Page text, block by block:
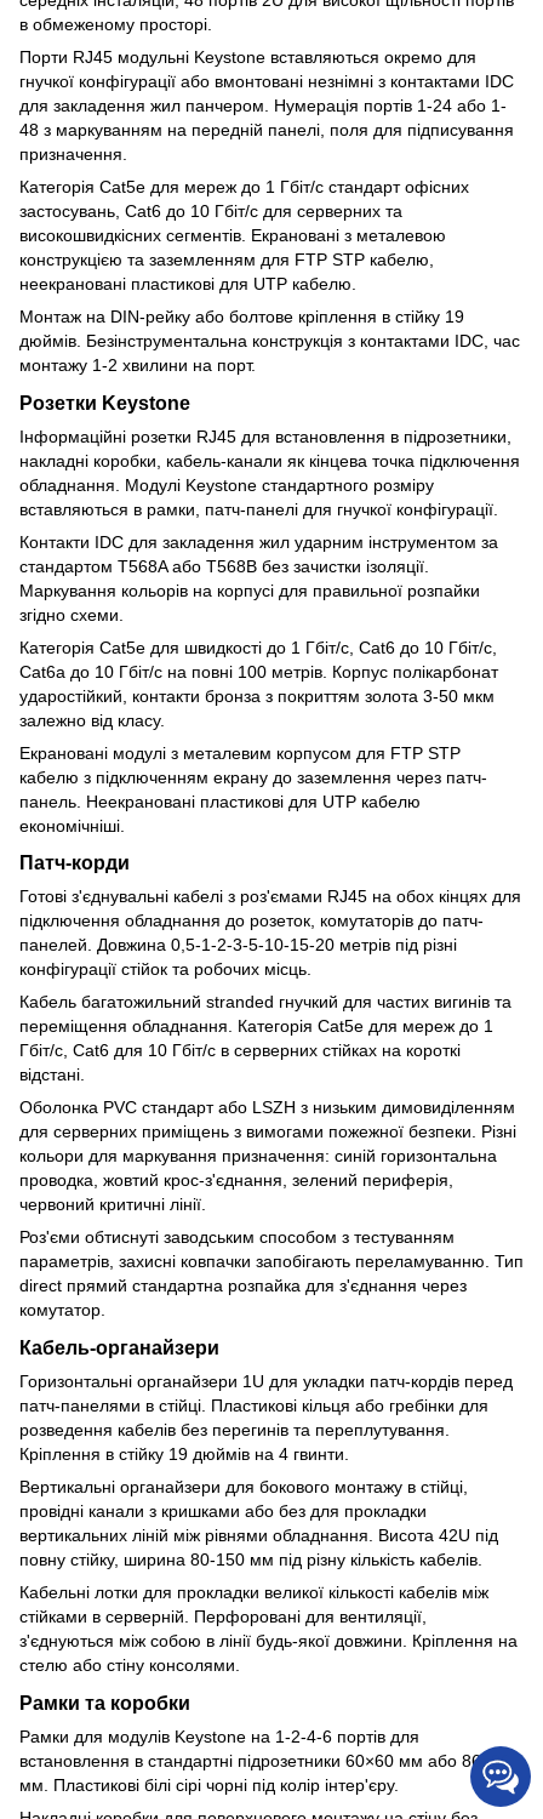
в обмеженому просторі.
Порти RJ45 модульні Keystone вставляються окремо для
гнучкої конфігурації або вмонтовані незнімні з контактами IDC
для закладення жил панчером. Нумерація портів 1-24 або 1-
48 з маркуванням на передній панелі, поля для підписування
призначення.
Категорія Cat5e для мереж до 1 Гбіт/с стандарт офісних
застосувань, Cat6 до 10 Гбіт/с для серверних та
високошвидкісних сегментів. Екрановані з металевою
конструкцією та заземленням для FTP STP кабелю,
неекрановані пластикові для UTP кабелю.
Монтаж на DIN-рейку або болтове кріплення в стійку 19
дюймів. Безінструментальна конструкція з контактами IDC, час
монтажу 1-2 хвилини на порт.
Розетки Keystone
Інформаційні розетки RJ45 для встановлення в підрозетники,
накладні коробки, кабель-канали як кінцева точка підключення
обладнання. Модулі Keystone стандартного розміру
вставляються в рамки, патч-панелі для гнучкої конфігурації.
Контакти IDC для закладення жил ударним інструментом за
стандартом T568A або T568B без зачистки ізоляції.
Маркування кольорів на корпусі для правильної розпайки
згідно схеми.
Категорія Cat5e для швидкості до 1 Гбіт/с, Cat6 до 10 Гбіт/с,
Cat6a до 10 Гбіт/с на повні 100 метрів. Корпус полікарбонат
ударостійкий, контакти бронза з покриттям золота 3-50 мкм
залежно від класу.
Екрановані модулі з металевим корпусом для FTP STP
кабелю з підключенням екрану до заземлення через патч-
панель. Неекрановані пластикові для UTP кабелю
економічніші.
Патч-корди
Готові з'єднувальні кабелі з роз'ємами RJ45 на обох кінцях для
підключення обладнання до розеток, комутаторів до патч-
панелей. Довжина 0,5-1-2-3-5-10-15-20 метрів під різні
конфігурації стійок та робочих місць.
Кабель багатожильний stranded гнучкий для частих вигинів та
переміщення обладнання. Категорія Cat5e для мереж до 1
Гбіт/с, Cat6 для 10 Гбіт/с в серверних стійках на короткі
відстані.
Оболонка PVC стандарт або LSZH з низьким димовиділенням
для серверних приміщень з вимогами пожежної безпеки. Різні
кольори для маркування призначення: синій горизонтальна
проводка, жовтий крос-з'єднання, зелений периферія,
червоний критичні лінії.
Роз'єми обтиснуті заводським способом з тестуванням
параметрів, захисні ковпачки запобігають переламуванню. Тип
direct прямий стандартна розпайка для з'єднання через
комутатор.
Кабель-органайзери
Горизонтальні органайзери 1U для укладки патч-кордів перед
патч-панелями в стійці. Пластикові кільця або гребінки для
розведення кабелів без перегинів та переплутування.
Кріплення в стійку 19 дюймів на 4 гвинти.
Вертикальні органайзери для бокового монтажу в стійці,
провідні канали з кришками або без для прокладки
вертикальних ліній між рівнями обладнання. Висота 42U під
повну стійку, ширина 80-150 мм під різну кількість кабелів.
Кабельні лотки для прокладки великої кількості кабелів між
стійками в серверній. Перфоровані для вентиляції,
з'єднуються між собою в лінії будь-якої довжини. Кріплення на
стелю або стіну консолями.
Рамки та коробки
Рамки для модулів Keystone на 1-2-4-6 портів для
встановлення в стандартні підрозетники 60×60 мм або 86×86
мм. Пластикові білі сірі чорні під колір інтер'єру.